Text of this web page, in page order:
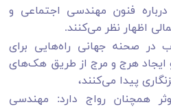
درباره فنون مهندسی اجتماعی و
اظهار نظر می‌کنند.
در صحنه جهانی راه‌هایی برای
ایجاد هرج و مرج از طریق هک‌های
پیدا می‌کنند،
همچنان رواج دارد: مهندسی